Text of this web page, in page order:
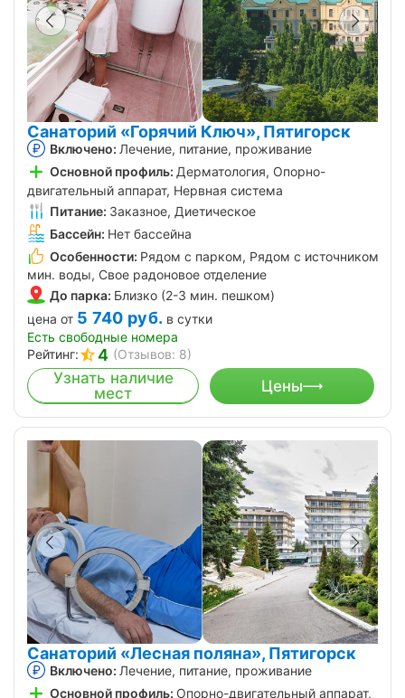
Санаторий «Горячий Ключ», Пятигорск
Включено: Лечение, питание, проживание
Основной профиль: Дерматология, Опорно-
двигательный аппарат, Нервная система
Питание: Заказное, Диетическое
Бассейн: Нет бассейна
Особенности: Рядом с парком, Рядом с источником
мин. воды, Свое радоновое отделение
До парка: Близко (2-3 мин. пешком)
цена от 5 740 руб. в сутки
Есть свободные номера
Рейтинг:
4 (Отзывов: 8)
Узнать наличие
мест
Цены
Санаторий «Лесная поляна», Пятигорск
Включено: Лечение, питание, проживание
Основной профиль: Опорно-двигательный аппарат,